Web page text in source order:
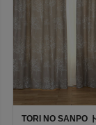
TORI NO SANPO
カーテ
既製
既製